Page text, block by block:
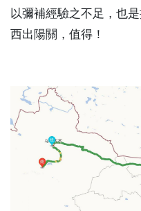
以彌補經驗之不足，也
西出陽關，值得！